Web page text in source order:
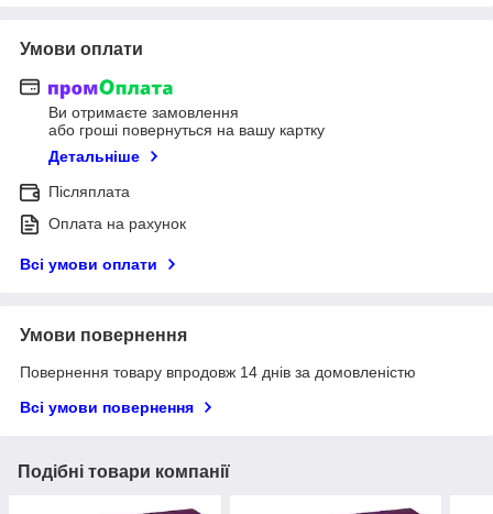
Умови оплати
Ви отримаєте замовлення
або гроші повернуться на вашу картку
Детальніше
Післяплата
Оплата на рахунок
Всі умови оплати
Умови повернення
Повернення товару впродовж 14 днів за домовленістю
Всі умови повернення
Подібні товари компанії